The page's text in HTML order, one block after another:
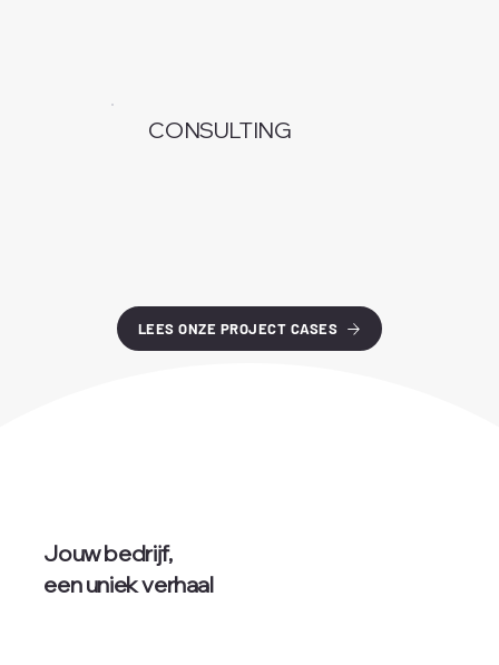
Jouw bedrijf,
een uniek verhaal
CONSULTING
LEES ONZE PROJECT CASES